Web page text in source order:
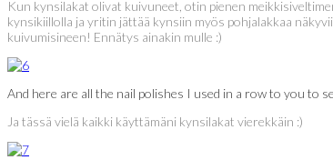
Kun kynsilakat olivat kuivuneet, otin pienen
kynsikiillolla ja yritin jättää kynsiin myös pohjalakkaa
kuivumisineen! Ennätys ainakin mulle :)
And here are all the nail polishes I used in a row to you to
Ja tässä vielä kaikki käyttämäni kynsilakat vierekkäin :)